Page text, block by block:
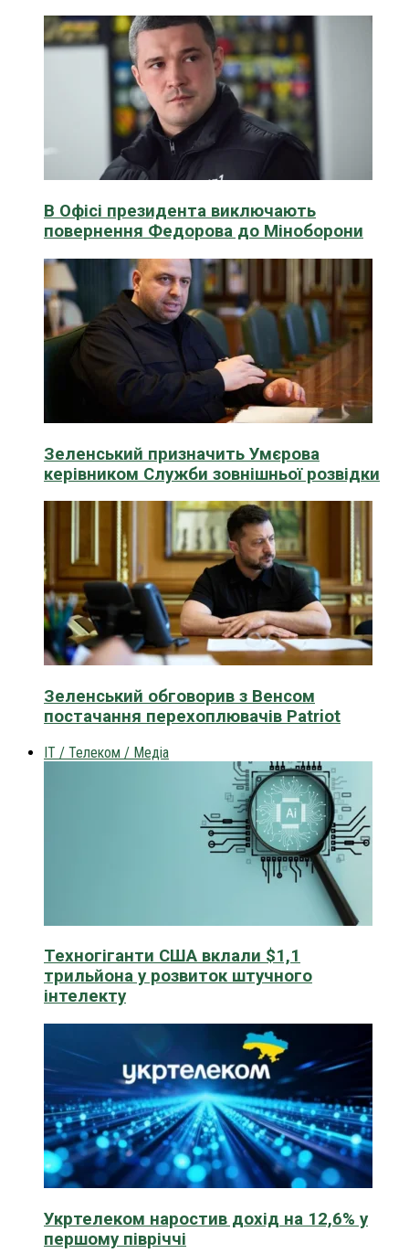
В Офісі президента виключають
повернення Федорова до Міноборони
Зеленський призначить Умєрова
керівником Служби зовнішньої розвідки
Зеленський обговорив з Венсом
постачання перехоплювачів Patriot
IT / Телеком / Медіа
Техногіганти США вклали $1,1
трильйона у розвиток штучного
інтелекту
Укртелеком наростив дохід на 12,6% у
першому півріччі